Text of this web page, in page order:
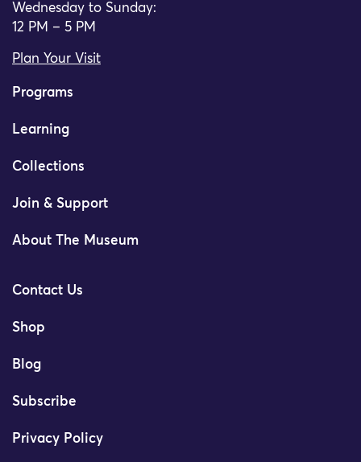
Wednesday to Sunday:
12 PM – 5 PM
Plan Your Visit
Programs
Learning
Collections
Join & Support
About The Museum
Contact Us
Shop
Blog
Subscribe
Privacy Policy